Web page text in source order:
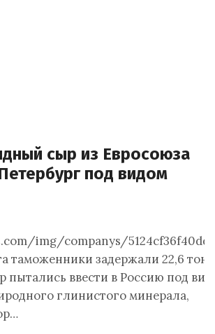
сыр из Евросоюза
под видом
img/companys/
таможенники задержали 22,6
пытались ввести в Россию под
глинистого минерала,